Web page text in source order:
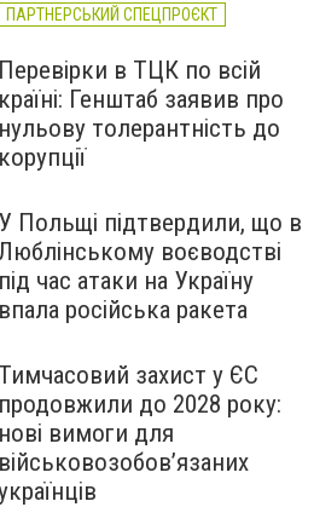
ПАРТНЕРСЬКИЙ СПЕЦПРОЄКТ
Перевірки в ТЦК по всій
країні: Генштаб заявив про
нульову толерантність до
корупції
У Польщі підтвердили, що в
воєводстві
під час атаки на Україну
впала російська ракета
Тимчасовий захист у ЄС
продовжили до 2028 року:
нові вимоги для
військовозобов’язаних